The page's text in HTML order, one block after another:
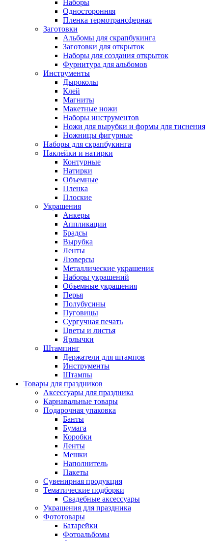
Наборы
Односторонняя
Пленка термотрансферная
Заготовки
Альбомы для скрапбукинга
Заготовки для открыток
Наборы для создания открыток
Фурнитура для альбомов
Инструменты
Дыроколы
Клей
Магниты
Макетные ножи
Наборы инструментов
Ножи для вырубки и формы для тиснения
Ножницы фигурные
Наборы для скрапбукинга
Наклейки и натирки
Контурные
Натирки
Объемные
Пленка
Плоские
Украшения
Анкеры
Аппликации
Брадсы
Вырубка
Ленты
Люверсы
Металлические украшения
Наборы украшений
Объемные украшения
Перья
Полубусины
Пуговицы
Сургучная печать
Цветы и листья
Ярлычки
Штампинг
Держатели для штампов
Инструменты
Штампы
Товары для праздников
Аксессуары для праздника
Карнавальные товары
Подарочная упаковка
Банты
Бумага
Коробки
Ленты
Мешки
Наполнитель
Пакеты
Сувенирная продукция
Тематические подборки
Свадебные аксессуары
Украшения для праздника
Фототовары
Батарейки
Фотоальбомы